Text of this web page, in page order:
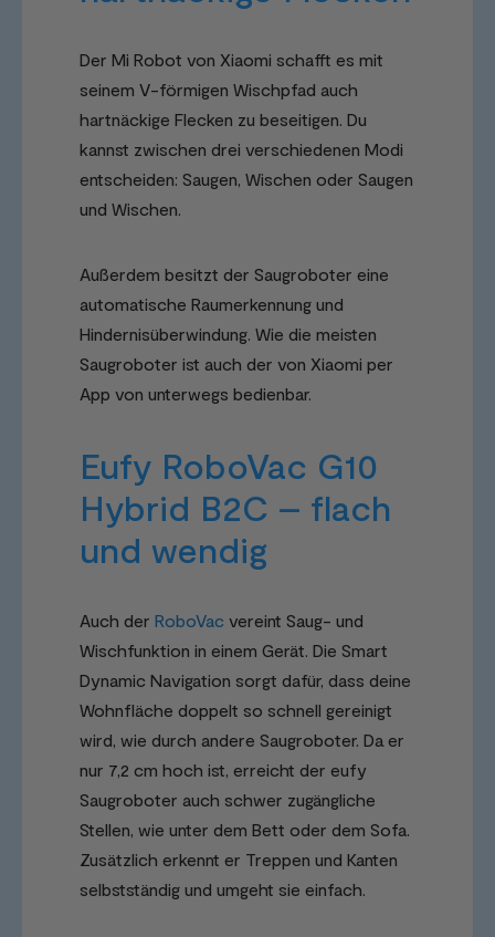
Der Mi Robot von Xiaomi schafft es mit
seinem V-förmigen Wischpfad auch
hartnäckige Flecken zu beseitigen. Du
kannst zwischen drei verschiedenen Modi
entscheiden: Saugen, Wischen oder Saugen
und Wischen.
Außerdem besitzt der Saugroboter eine
automatische Raumerkennung und
Hindernisüberwindung. Wie die meisten
Saugroboter ist auch der von Xiaomi per
App von unterwegs bedienbar.
Eufy RoboVac G10
Hybrid B2C – flach
und wendig
Auch der RoboVac vereint Saug- und
Wischfunktion in einem Gerät. Die Smart
Dynamic Navigation sorgt dafür, dass deine
Wohnfläche doppelt so schnell gereinigt
wird, wie durch andere Saugroboter. Da er
nur 7,2 cm hoch ist, erreicht der eufy
Saugroboter auch schwer zugängliche
Stellen, wie unter dem Bett oder dem Sofa.
Zusätzlich erkennt er Treppen und Kanten
selbstständig und umgeht sie einfach.